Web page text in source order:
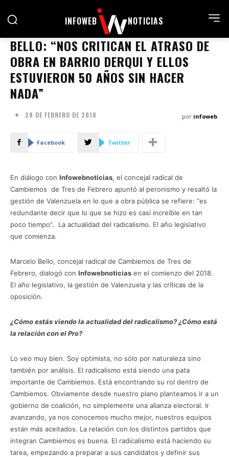
INFOWEB NOTICIAS
BELLO: “NOS CRITICAN EL ATRASO DE
OBRA EN BARRIO DERQUI Y ELLOS
ESTUVIERON 50 AÑOS SIN HACER
NADA”
28 DE FEBRERO DE 2018 por infoweb
Facebook Twitter
En diálogo con Infowebnoticias, el concejal radical de
Cambiemos de Tres de Febrero apuntó al peronismo y resaltó la
gestión de Valenzuela en lo que a obra pública se refiere: “es
redundante decir que lo que se hizo es casi increíble en tan
poco tiempo”. La actualidad del radicalismo. El año legislativo
que comienza.
Marcelo Bello, concejal radical de Cambiemos de Tres de
Febrero, dialogó con Infowebnoticias en el comienzo del 2018.
El año legislativo, la gestión de Valenzuela y las críticas de la
oposición.
¿Cómo estás viendo la actualidad del radicalismo? ¿Cómo está
la relación con el Pro?
Lo veo muy bien. Soy optimista, no sólo por naturaleza sino
también por análisis. El radicalismo está siendo una pata
importante de Cambiemos. Está encontrando su rol dentro de
Cambiemos. Obviamente desde nuestro plano planteamos ir a un
gobierno de coalición, no simplemente una alianza electoral. Ir
avanzando, ya nos conocemos mucho mejor, nuestros equipos
están más aceitados. La relación con los distintos partidos que
integran Cambiemos es buena. El radicalismo está haciendo su
tarea, empezando a preparar a sus candidatos y definir sus